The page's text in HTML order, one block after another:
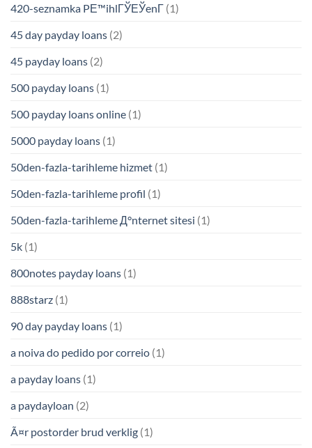
420-seznamka PЕ™ihlГЎЕЎenГ­ (1)
45 day payday loans (2)
45 payday loans (2)
500 payday loans (1)
500 payday loans online (1)
5000 payday loans (1)
50den-fazla-tarihleme hizmet (1)
50den-fazla-tarihleme profil (1)
50den-fazla-tarihleme Д°nternet sitesi (1)
5k (1)
800notes payday loans (1)
888starz (1)
90 day payday loans (1)
a noiva do pedido por correio (1)
a payday loans (1)
a paydayloan (2)
Ã¤r postorder brud verklig (1)